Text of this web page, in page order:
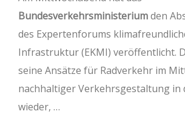
Bundesverkehrsministeriumden
des Expertenforums
Infrastruktur (EKMI) veröffentlicht.
seine Ansätze für Radverkehr im
nachhaltiger Verkehrsgestaltung in
wieder, …